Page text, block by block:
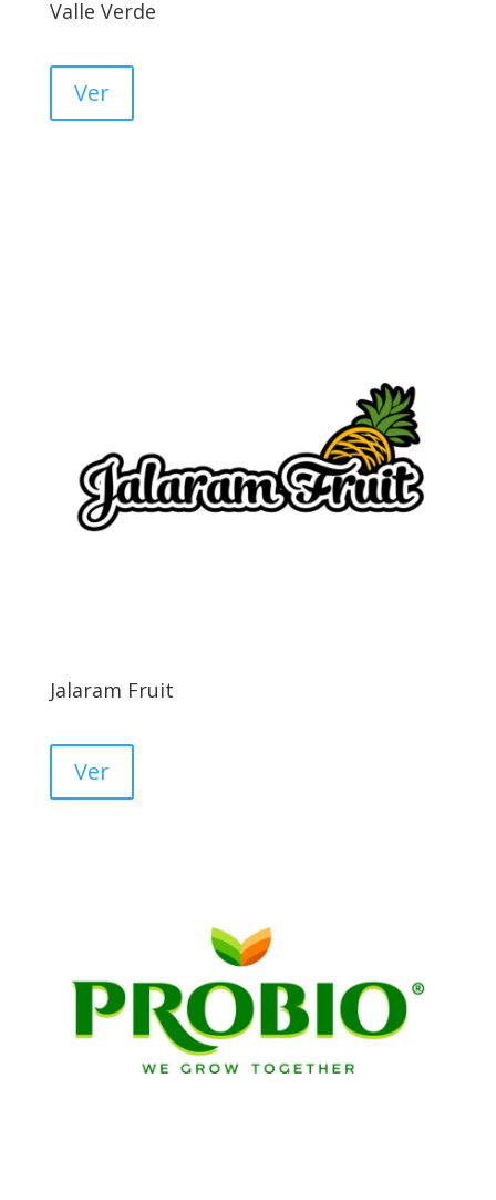
Valle Verde
Ver
Jalaram Fruit
Ver